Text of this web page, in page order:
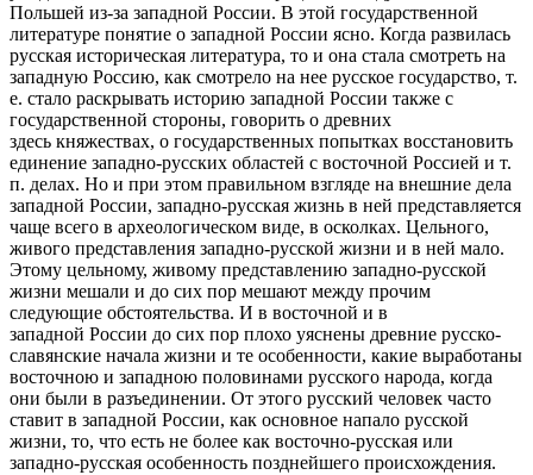
Польшей из-за западной России. В этой государственной
литературе понятие о западной России ясно. Когда развилась
русская историческая литература, то и она стала смотреть на
западную Россию, как смотрело на нее русское государство, т.
е. стало раскрывать историю западной России также с
государственной стороны, говорить о древних
здесь княжествах, о государственных попытках восстановить
единение западно-русских областей с восточной Россией и т.
п. делах. Но и при этом правильном взгляде на внешние дела
западной России, западно-русская жизнь в ней представляется
чаще всего в археологическом виде, в осколках. Цельного,
живого представления западно-русской жизни и в ней мало.
Этому цельному, живому представлению западно-русской
жизни мешали и до сих пор мешают между прочим
следующие обстоятельства. И в восточной и в
западной России до сих пор плохо уяснены древние русско-
славянские начала жизни и те особенности, какие выработаны
восточною и западною половинами русского народа, когда
они были в разъединении. От этого русский человек часто
ставит в западной России, как основное напало русской
жизни, то, что есть не более как восточно-русская или
западно-русская особенность позднейшего происхождения.